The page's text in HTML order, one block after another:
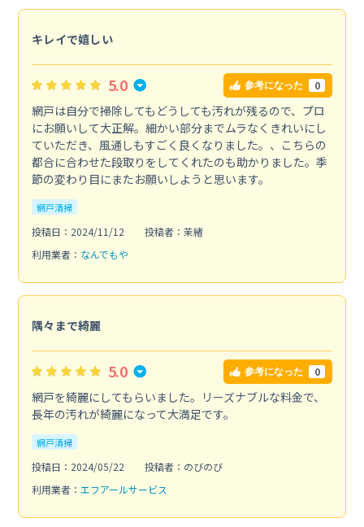
キレイで嬉しい
5.0 参考になった 0
網戸は自分で掃除してもどうしても汚れが残るので、プロ
にお願いして大正解。細かい部分までムラなくきれいにし
ていただき、風通しもすごく良くなりました。、こちらの
都合に合わせた段取りをしてくれたのも助かりました。季
節の変わり目にまたお願いしようと思います。
網戸清掃
投稿日：2024/11/12
投稿者：茉緒
利用業者： なんでもや
隅々まで綺麗
5.0 参考になった 0
網戸を綺麗にしてもらいました。リーズナブルな料金で、
長年の汚れが綺麗になって大満足です。
網戸清掃
投稿日：2024/05/22
投稿者：のびのび
利用業者： エフアールサービス